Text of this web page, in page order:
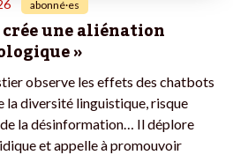
abonné·es
une aliénation
»
observe les effets des chatbots
la diversité linguistique, risque
la désinformation… Il déplore
et appelle à promouvoir